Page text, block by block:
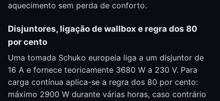
aquecimento sem perda de conforto.
Disjuntores, ligação de wallbox e regra dos 80
por cento
Uma tomada Schuko europeia liga a um disjuntor de
16 A e fornece teoricamente 3680 W a 230 V. Para
carga contínua aplica-se a regra dos 80 por cento:
máximo 2900 W durante várias horas, caso contrário